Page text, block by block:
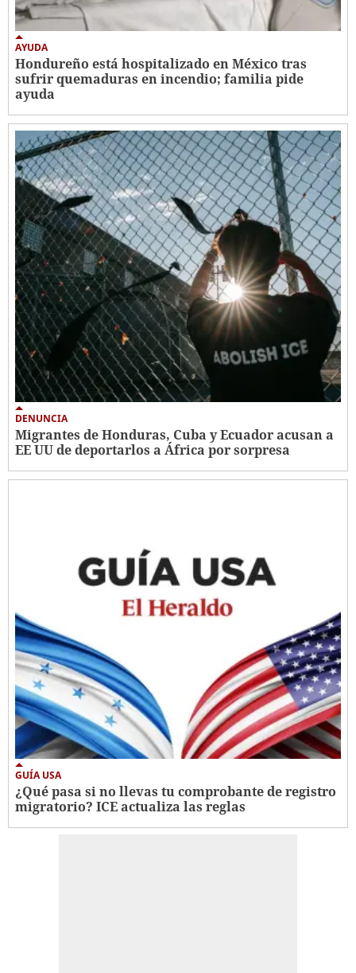
AYUDA
Hondureño está hospitalizado en México tras
sufrir quemaduras en incendio; familia pide
ayuda
DENUNCIA
Migrantes de Honduras, Cuba y Ecuador acusan a
EE UU de deportarlos a África por sorpresa
GUÍA USA
¿Qué pasa si no llevas tu comprobante de registro
migratorio? ICE actualiza las reglas